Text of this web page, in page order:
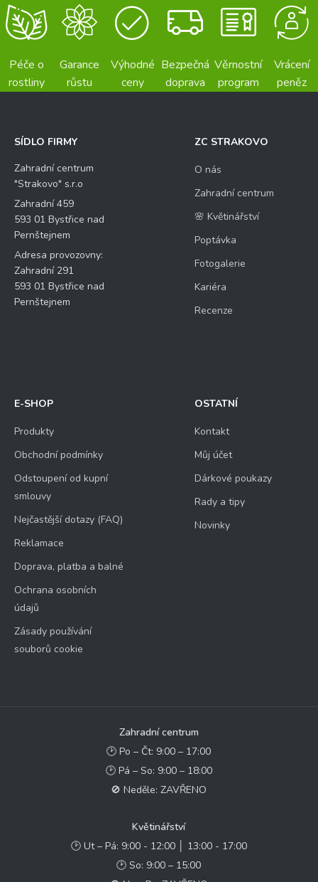
Péče o
rostliny
Garance
růstu
Výhodné
ceny
Bezpečná
doprava
Věrnostní
program
Vrácení
peněz
SÍDLO FIRMY
Zahradní centrum
"Strakovo" s.r.o
Zahradní 459
593 01 Bystřice nad
Pernštejnem
Adresa provozovny:
Zahradní 291
593 01 Bystřice nad
Pernštejnem
ZC STRAKOVO
O nás
Zahradní centrum
🌸 Květinářství
Poptávka
Fotogalerie
Kariéra
Recenze
E-SHOP
Produkty
Obchodní podmínky
Odstoupení od kupní
smlouvy
Nejčastější dotazy (FAQ)
Reklamace
Doprava, platba a balné
Ochrana osobních
údajů
Zásady používání
souborů cookie
OSTATNÍ
Kontakt
Můj účet
Dárkové poukazy
Rady a tipy
Novinky
Zahradní centrum
🕑 Po – Čt: 9:00 – 17:00
🕑 Pá – So: 9:00 – 18:00
🚫 Neděle: ZAVŘENO
Květinářství
🕑 Ut – Pá: 9:00 - 12:00 │ 13:00 - 17:00
🕑 So: 9:00 – 15:00